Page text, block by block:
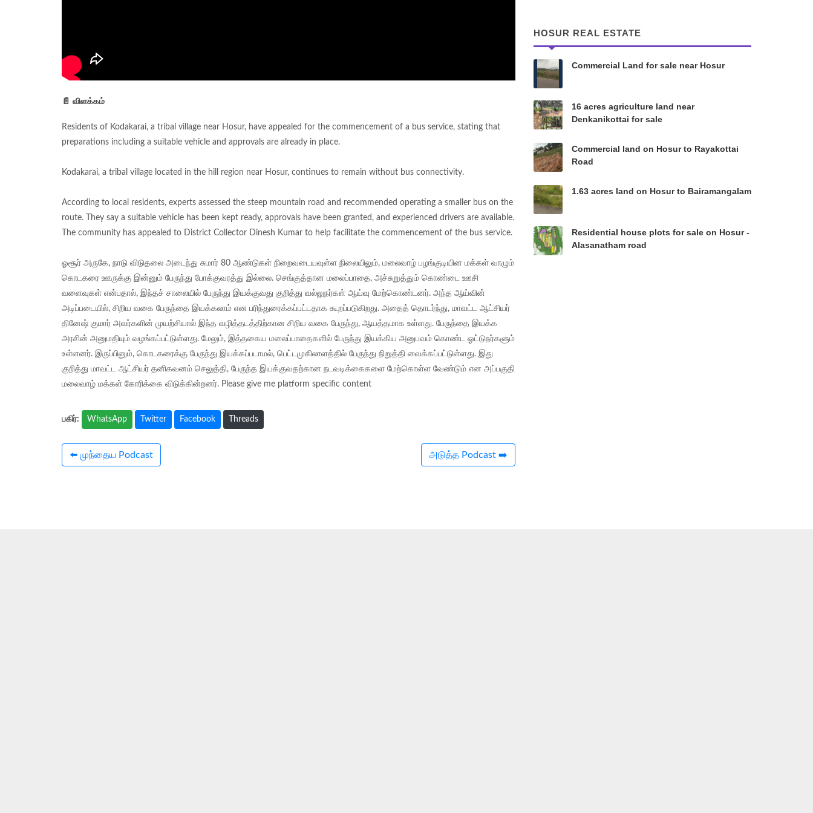
📄 விளக்கம்
Residents of Kodakarai, a tribal village near Hosur, have appealed for the commencement of a bus service, stating that
preparations including a suitable vehicle and approvals are already in place.
Kodakarai, a tribal village located in the hill region near Hosur, continues to remain without bus connectivity.
According to local residents, experts assessed the steep mountain road and recommended operating a smaller bus on the
route. They say a suitable vehicle has been kept ready, approvals have been granted, and experienced drivers are available.
The community has appealed to District Collector Dinesh Kumar to help facilitate the commencement of the bus service.
ஓசூர் அருகே, நாடு விடுதலை அடைந்து சுமார் 80 ஆண்டுகள் நிறைவடையவுள்ள நிலையிலும், மலைவாழ் பழங்குடியின மக்கள் வாழும்
கொடகரை ஊருக்கு இன்னும் பேருந்து போக்குவரத்து இல்லை. செங்குத்தான மலைப்பாதை, அச்சுறுத்தும் கொண்டை ஊசி
வளைவுகள் என்பதால், இந்தச் சாலையில் பேருந்து இயக்குவது குறித்து வல்லுநர்கள் ஆய்வு மேற்கொண்டனர். அந்த ஆய்வின்
அடிப்படையில், சிறிய வகை பேருந்தை இயக்கலாம் என பரிந்துரைக்கப்பட்டதாக கூறப்படுகிறது. அதைத் தொடர்ந்து, மாவட்ட ஆட்சியர்
தினேஷ் குமார் அவர்களின் முயற்சியால் இந்த வழித்தடத்திற்கான சிறிய வகை பேருந்து, ஆயத்தமாக உள்ளது. பேருந்தை இயக்க
அரசின் அனுமதியும் வழங்கப்பட்டுள்ளது. மேலும், இத்தகைய மலைப்பாதைகளில் பேருந்து இயக்கிய அனுபவம் கொண்ட ஓட்டுநர்களும்
உள்ளனர். இருப்பினும், கொடகரைக்கு பேருந்து இயக்கப்படாமல், பெட்டமுகிலாளத்தில் பேருந்து நிறுத்தி வைக்கப்பட்டுள்ளது. இது
குறித்து மாவட்ட ஆட்சியர் தனிகவனம் செலுத்தி, பேருந்த இயக்குவதற்கான நடவடிக்கைகளை மேற்கொள்ள வேண்டும் என அப்பகுதி
மலைவாழ் மக்கள் கோரிக்கை விடுக்கின்றனர். Please give me platform specific content
பகிர்: WhatsApp Twitter Facebook Threads
⬅️ முந்தைய Podcast அடுத்த Podcast ➡️
HOSUR REAL ESTATE
Commercial Land for sale near Hosur
16 acres agriculture land near
Denkanikottai for sale
Commercial land on Hosur to Rayakottai
Road
1.63 acres land on Hosur to Bairamangalam
Residential house plots for sale on Hosur -
Alasanatham road